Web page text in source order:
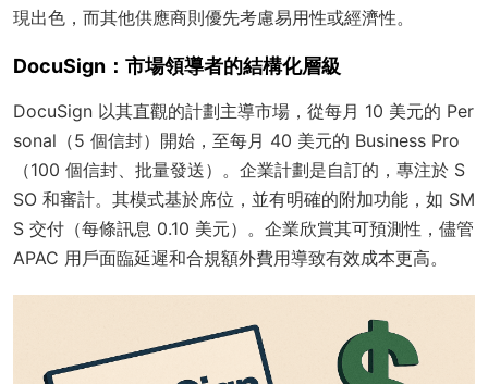
現出色，而其他供應商則優先考慮易用性或經濟性。
DocuSign：市場領導者的結構化層級
DocuSign 以其直觀的計劃主導市場，從每月 10 美元的 Per
sonal（5 個信封）開始，至每月 40 美元的 Business Pro
（100 個信封、批量發送）。企業計劃是自訂的，專注於 S
SO 和審計。其模式基於席位，並有明確的附加功能，如 SM
S 交付（每條訊息 0.10 美元）。企業欣賞其可預測性，儘管
APAC 用戶面臨延遲和合規額外費用導致有效成本更高。